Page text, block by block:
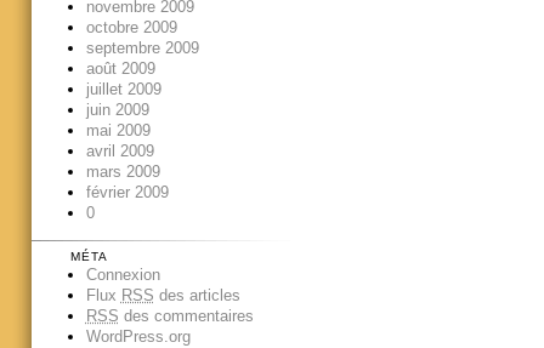
novembre 2009
octobre 2009
septembre 2009
août 2009
juillet 2009
juin 2009
mai 2009
avril 2009
mars 2009
février 2009
0
MÉTA
Connexion
Flux RSS des articles
RSS des commentaires
WordPress.org